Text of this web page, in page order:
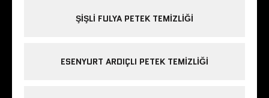
ŞIŞLI FULYA PETEK TEMIZLIĞI
ESENYURT ARDIÇLI PETEK TEMIZLIĞI